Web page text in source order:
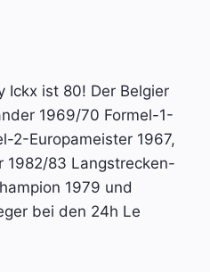
Ickx ist 80! Der Belgier
1969/70 Formel-1-
2-Europameister 1967,
1982/83 Langstrecken-
1979 und
bei den 24h Le